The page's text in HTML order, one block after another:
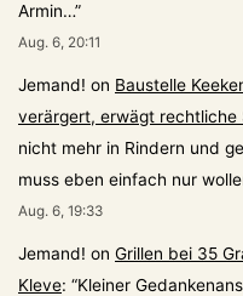
Armin…”
Aug. 6, 20:11
Jemand! on Baustelle
verärgert, erwägt rechtliche
nicht mehr in Rindern und
muss eben einfach nur
Aug. 6, 19:33
Jemand! on Grillen bei 35
Kleve: “Kleiner